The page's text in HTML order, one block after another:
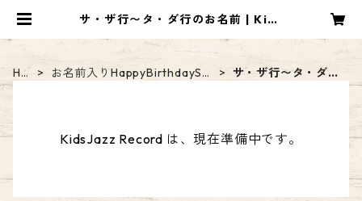
サ・ザ行〜タ・ダ行のお名前 | Kids
HO
お名前入りHappyBirthdaySo
サ・ザ行〜タ・ダ行
KidsJazz Record は、現在準備中です。